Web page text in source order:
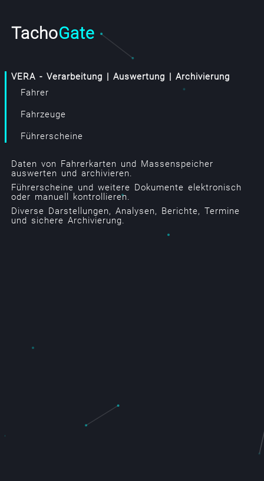
TachoGate
VERA - Verarbeitung | Auswertung | Archivierung
Fahrer
Fahrzeuge
Führerscheine
Daten von Fahrerkarten und Massenspeicher
auswerten und archivieren.
Führerscheine und weitere Dokumente elektronisch
oder manuell kontrollieren.
Diverse Darstellungen, Analysen, Berichte, Termine
und sichere Archivierung.